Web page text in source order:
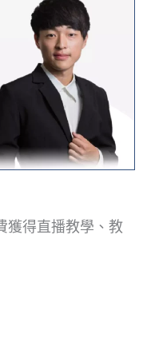
獲得直播教學、教